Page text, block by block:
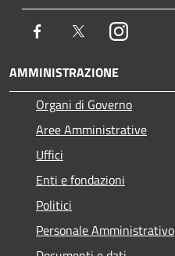
Facebook TwitterInstagram
AMMINISTRAZIONE
Organi di Governo
Aree Amministrative
Uffici
Enti e fondazioni
Politici
Personale Amministrativo